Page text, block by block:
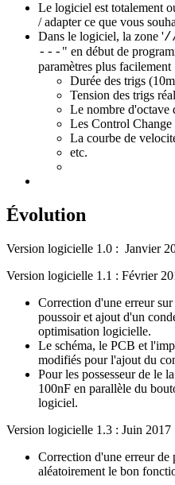
Le logiciel est totalement
/ adapter ce que vous
Dans le logiciel, la zone '
--- " en début de
paramètres plus facilement
Durée des trigs
Tension des trigs
Le nombre d'octave
Les Control Change
La courbe de
etc.
Évolution
Version logicielle 1.0 : Janvier
Version logicielle 1.1 : Février
Correction d'une erreur
poussoir et ajout d'un
optimisation logicielle.
Le schéma, le PCB et
modifiés pour l'ajout du
Pour les possesseur de le
100nF en parallèle du
logiciel.
Version logicielle 1.3 : Juin 2017
Correction d'une erreur de
aléatoirement le bon